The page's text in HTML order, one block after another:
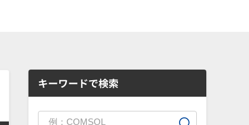
キーワードで検索